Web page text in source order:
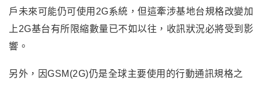
戶未來可能仍可使用2G系統 ， 但這牽涉基地台規格改變加
上2G基台有所限縮數量已不如以往， 收訊狀況必將受到影
響 。
另外 ， 因GSM(2G)仍是全球主要使用的行動通訊規格之